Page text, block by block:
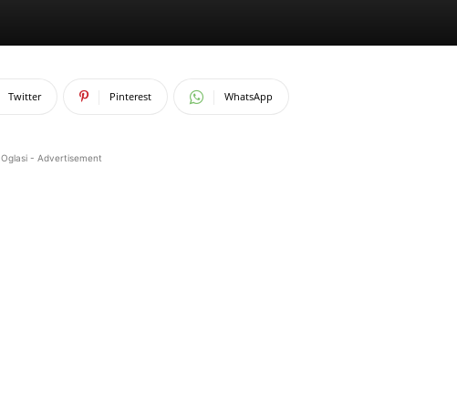
Twitter Pinterest WhatsApp
Oglasi - Advertisement